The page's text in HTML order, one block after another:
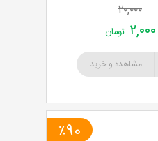
۲۰,۰۰۰
۲,۰۰۰ تومان
مشاهده و خرید
٪90